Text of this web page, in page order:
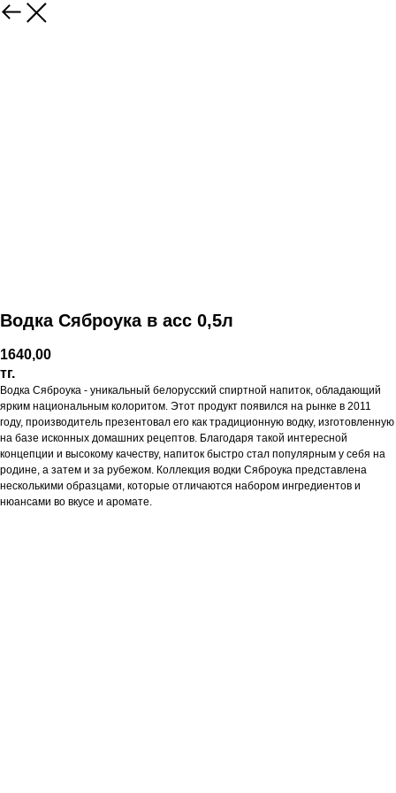
Водка Сяброука в асс 0,5л
1640,00
тг.
Водка Сяброука - уникальный белорусский спиртной напиток, обладающий
ярким национальным колоритом. Этот продукт появился на рынке в 2011
году, производитель презентовал его как традиционную водку, изготовленную
на базе исконных домашних рецептов. Благодаря такой интересной
концепции и высокому качеству, напиток быстро стал популярным у себя на
родине, а затем и за рубежом. Коллекция водки Сяброука представлена
несколькими образцами, которые отличаются набором ингредиентов и
нюансами во вкусе и аромате.